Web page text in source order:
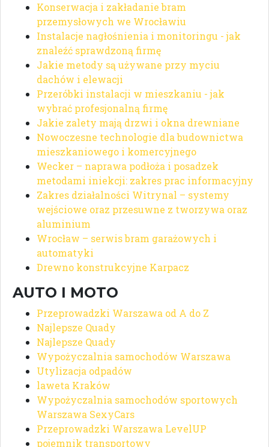
Konserwacja i zakładanie bram
przemysłowych we Wrocławiu
Instalacje nagłośnienia i monitoringu - jak
znaleźć sprawdzoną firmę
Jakie metody są używane przy myciu
dachów i elewacji
Przeróbki instalacji w mieszkaniu - jak
wybrać profesjonalną firmę
Jakie zalety mają drzwi i okna drewniane
Nowoczesne technologie dla budownictwa
mieszkaniowego i komercyjnego
Wecker – naprawa podłoża i posadzek
metodami iniekcji: zakres prac informacyjny
Zakres działalności Witrynal – systemy
wejściowe oraz przesuwne z tworzywa oraz
aluminium
Wrocław – serwis bram garażowych i
automatyki
Drewno konstrukcyjne Karpacz
AUTO I MOTO
Przeprowadzki Warszawa od A do Z
Najlepsze Quady
Najlepsze Quady
Wypożyczalnia samochodów Warszawa
Utylizacja odpadów
laweta Kraków
Wypożyczalnia samochodów sportowych
Warszawa SexyCars
Przeprowadzki Warszawa LevelUP
pojemnik transportowy